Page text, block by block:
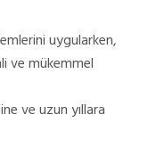
uygularken,
ve mükemmel
ve uzun yıllara